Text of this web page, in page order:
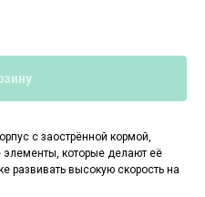
с заострённой кормой,
которые делают её
развивать высокую скорость на